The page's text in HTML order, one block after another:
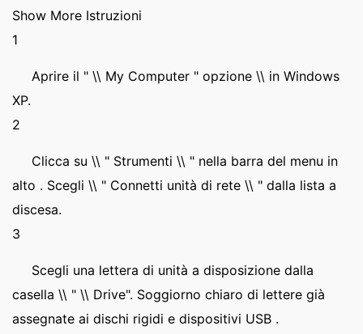
Show More Istruzioni
1
Aprire il " \\ My Computer " opzione \\ in Windows
XP.
2
Clicca su \\ " Strumenti \\ " nella barra del menu in
alto . Scegli \\ " Connetti unità di rete \\ " dalla lista a
discesa.
3
Scegli una lettera di unità a disposizione dalla
casella \\ " \\ Drive". Soggiorno chiaro di lettere già
assegnate ai dischi rigidi e dispositivi USB .